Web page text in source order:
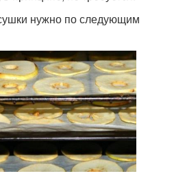
нужно по следующим